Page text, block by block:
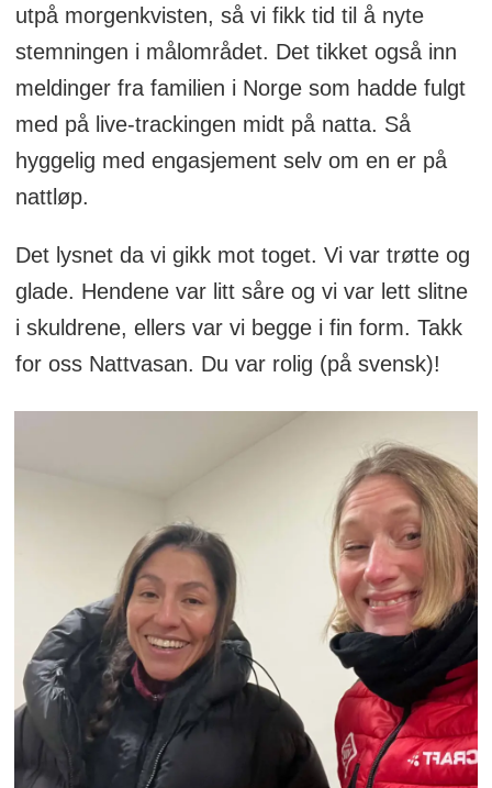
utpå morgenkvisten, så vi fikk tid til å nyte
stemningen i målområdet. Det tikket også inn
meldinger fra familien i Norge som hadde fulgt
med på live-trackingen midt på natta. Så
hyggelig med engasjement selv om en er på
nattløp.
Det lysnet da vi gikk mot toget. Vi var trøtte og
glade. Hendene var litt såre og vi var lett slitne
i skuldrene, ellers var vi begge i fin form. Takk
for oss Nattvasan. Du var rolig (på svensk)!